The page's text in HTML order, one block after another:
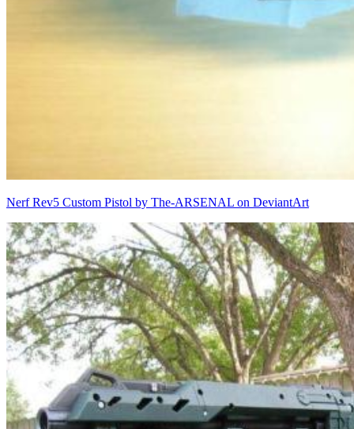
Nerf Rev5 Custom Pistol by The-ARSENAL on DeviantArt